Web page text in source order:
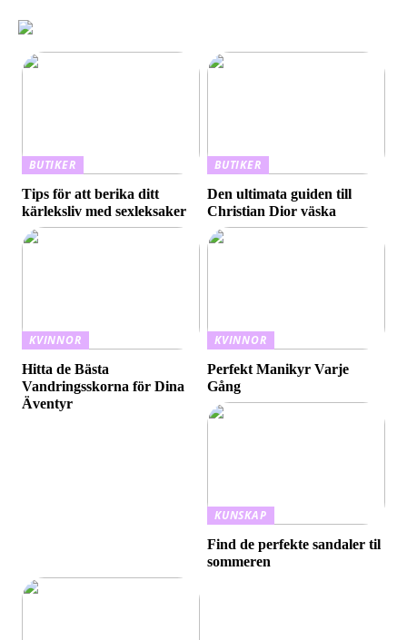
BUTIKER
Tips för att berika ditt
kärleksliv med sexleksaker
BUTIKER
Den ultimata guiden till
Christian Dior väska
KVINNOR
Hitta de Bästa
Vandringsskorna för Dina
Äventyr
KVINNOR
Perfekt Manikyr Varje
Gång
KUNSKAP
Find de perfekte sandaler til
sommeren